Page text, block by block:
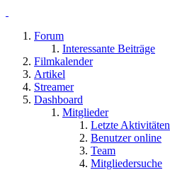
Forum
Interessante Beiträge
Filmkalender
Artikel
Streamer
Dashboard
Mitglieder
Letzte Aktivitäten
Benutzer online
Team
Mitgliedersuche